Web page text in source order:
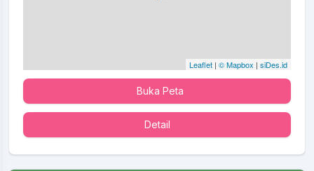
Leaflet | © Mapbox | siDes.id
Buka Peta
Detail